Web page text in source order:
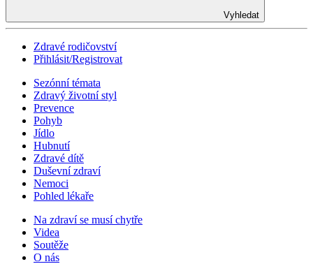
Vyhledat
Zdravé rodičovství
Přihlásit/Registrovat
Sezónní témata
Zdravý životní styl
Prevence
Pohyb
Jídlo
Hubnutí
Zdravé dítě
Duševní zdraví
Nemoci
Pohled lékaře
Na zdraví se musí chytře
Videa
Soutěže
O nás